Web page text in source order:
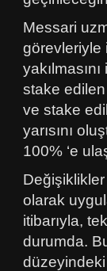
Messari
görevleriyle
stake
ve stake
yarısını
100% ‘e
olarak
itibarıyla,
durumda.